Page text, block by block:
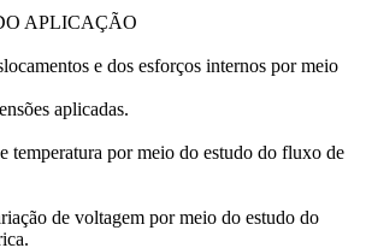
APLICAÇÃO
e dos esforços internos por meio
aplicadas.
temperatura por meio do estudo do fluxo de
de voltagem por meio do estudo do